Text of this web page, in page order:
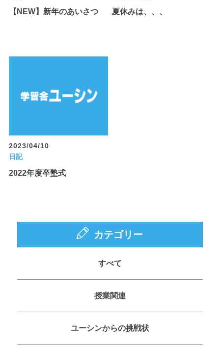
カテゴリー
すべて
授業関連
ユーシンからの挑戦状
【NEW】新年のあいさつ 夏休みは、、、
2023/04/10
日記
2022年度卒塾式